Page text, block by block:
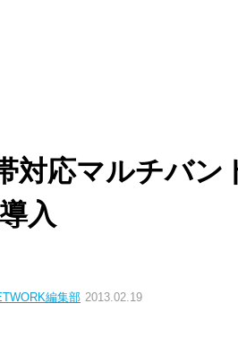
対応マルチバン
入
編集部 2013.02.19